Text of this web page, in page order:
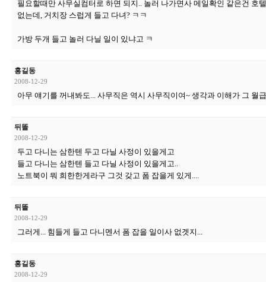
필요할때만 사무실컴터로 하면 되지.. 놀러 나가면사 메일확인 같은건 호
없는데, 거치장 스럽게 들고 다녀? ㅋㅋ
가방 두개 들고 놀러 다닐 일이 있냐고 ㅋ
홍길동
2008-12-29
아무 얘기를 꺼내봐도... 사무직은 역시 사무직이여~ 생각과 이해가 그 월
뒤똘
2008-12-29
두고 다니는 삼한텐 두고 다닐 사정이 있을게고
들고 다니는 삼한텐 들고 다닐 사정이 있을게고..
노트북이 뭐 희한한게라구 그것 갖고 폼 잡을게 있게....
뒤똘
2008-12-29
그러게... 힘들게 들고 다니멘서 폼 잡을 일이사 없겟지...
홍길동
2008-12-29